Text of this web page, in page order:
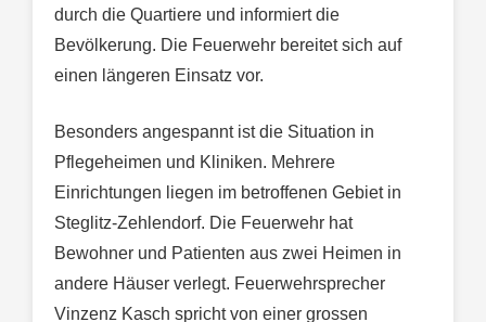
durch die Quartiere und informiert die
Bevölkerung. Die Feuerwehr bereitet sich auf
einen längeren Einsatz vor.
Besonders angespannt ist die Situation in
Pflegeheimen und Kliniken. Mehrere
Einrichtungen liegen im betroffenen Gebiet in
Steglitz-Zehlendorf. Die Feuerwehr hat
Bewohner und Patienten aus zwei Heimen in
andere Häuser verlegt. Feuerwehrsprecher
Vinzenz Kasch spricht von einer grossen